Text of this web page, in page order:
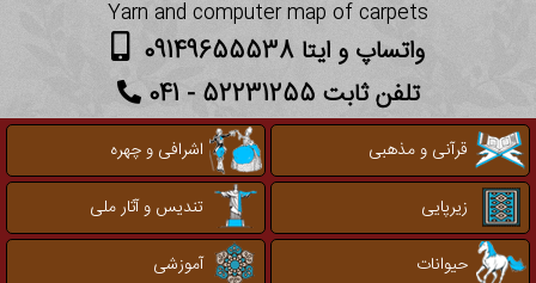
Yarn and computer map of carpets
واتساپ و ایتا 09149655538
تلفن ثابت 52231255 - 041
قرآنی و مذهبی
اشرافی و چهره
زیرپایی
تندیس و آثار ملی
حیوانات
آموزشی